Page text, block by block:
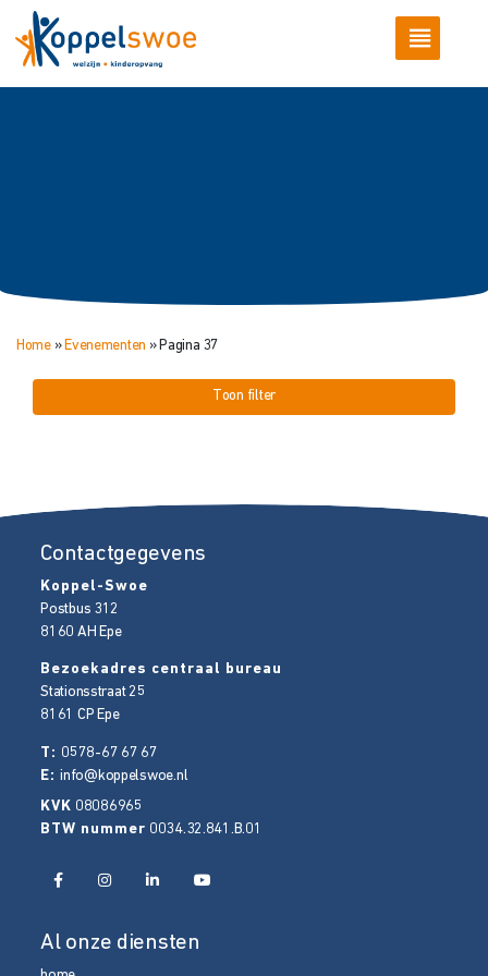
Home» Evenementen » Pagina 37
Toon filter
Contactgegevens
Koppel-Swoe
Postbus 312
8160 AH Epe
Bezoekadres centraal bureau
Stationsstraat 25
8161 CP Epe
T: 0578-67 67 67
E:info@koppelswoe.nl
KVK 08086965
BTW nummer 0034.32.841.B.01
Al onze diensten